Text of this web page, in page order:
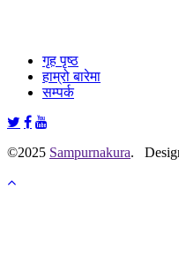
गृह पृष्ठ
हाम्रो बारेमा
सम्पर्क
©2025 Sampurnakura.